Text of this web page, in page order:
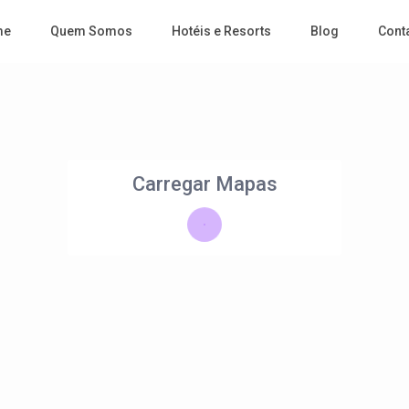
Quem Somos Hotéis e Resorts Blog
Carregar Mapas